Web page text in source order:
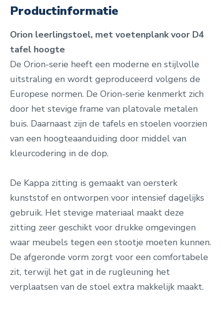
Productinformatie
Orion leerlingstoel, met voetenplank voor D4
tafel hoogte
De Orion-serie heeft een moderne en stijlvolle
uitstraling en wordt geproduceerd volgens de
Europese normen. De Orion-serie kenmerkt zich
door het stevige frame van platovale metalen
buis. Daarnaast zijn de tafels en stoelen voorzien
van een hoogteaanduiding door middel van
kleurcodering in de dop.
De Kappa zitting is gemaakt van oersterk
kunststof en ontworpen voor intensief dagelijks
gebruik. Het stevige materiaal maakt deze
zitting zeer geschikt voor drukke omgevingen
waar meubels tegen een stootje moeten kunnen.
De afgeronde vorm zorgt voor een comfortabele
zit, terwijl het gat in de rugleuning het
verplaatsen van de stoel extra makkelijk maakt.